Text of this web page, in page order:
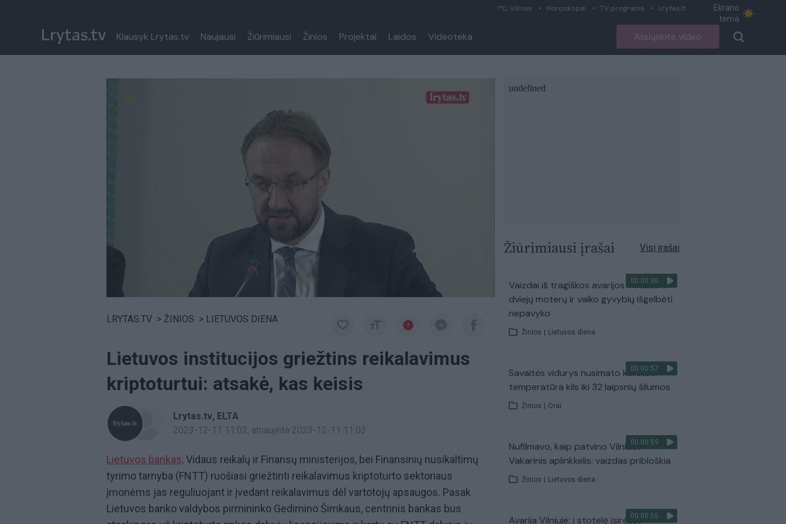
1°C, Vilnius Horoskopai TV programa Lrytas.lt
Ekrano
tema
Klausyk Lrytas.tv Naujausi Žiūrimiausi Žinios Projektai Laidos Videoteka Atsiųskite video
LRYTAS.TV > ŽINIOS > LIETUVOS DIENA
Lietuvos institucijos griežtins reikalavimus
kriptoturtui: atsakė, kas keisis
Lrytas.tv ELTA
2023-12-11 11:02, atnaujinta 2023-12-11 11:03
Lietuvos bankas,Vidaus reikalų ir Finansų ministerijos, bei Finansinių nusikaltimų
tyrimo tarnyba (FNTT) ruošiasi griežtinti reikalavimus kriptoturto sektoriaus
įmonėms jas reguliuojant ir įvedant reikalavimus dėl vartotojų apsaugos. Pasak
Lietuvos banko valdybos pirmininko Gedimino Šimkaus, centrinis bankas bus
Žiūrimiausi įrašai Visi įrašai
00:00:30
Vaizdai iš tragiškos avarijos Vilniaus r.:
dviejų moterų ir vaiko gyvybių išgelbėti
nepavyko
Žinios Lietuvos diena
00:00:57
Savaitės vidurys nusimato karštas:
temperatūra kils iki 32 laipsnių šilumos
Žinios Orai
00:00:59
Nufilmavo, kaip patvino Vilniaus
Vakarinis aplinkkelis: vaizdas pribloškia
Žinios Lietuvos diena
00:00:55
Avarija Vilniuje: į stotelę įsirėžęs